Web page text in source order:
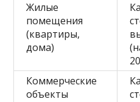
Жилые
помещения
(квартиры,
дома)
Коммерческие
объекты